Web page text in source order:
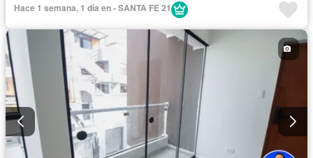
Hace 1 semana, 1 día en - SANTA FE 21